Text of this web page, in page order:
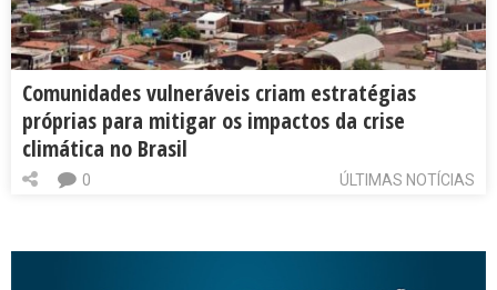
Comunidades vulneráveis criam estratégias
próprias para mitigar os impactos da crise
climática no Brasil
ÚLTIMAS NOTÍCIAS
0